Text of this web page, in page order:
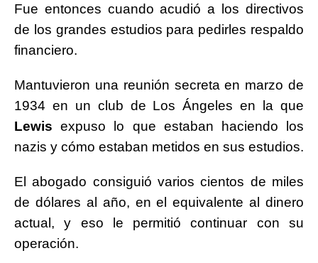
Fue entonces cuando acudió a los directivos
de los grandes estudios para pedirles respaldo
financiero.
Mantuvieron una reunión secreta en marzo de
1934 en un club de Los Ángeles en la que
Lewis expuso lo que estaban haciendo los
nazis y cómo estaban metidos en sus estudios.
El abogado consiguió varios cientos de miles
de dólares al año, en el equivalente al dinero
actual, y eso le permitió continuar con su
operación.